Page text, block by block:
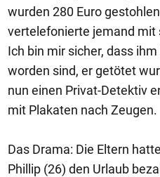
wurden 280 Euro
vertelefonierte jemand mit
Ich bin mir sicher, dass
worden sind, er getötet
nun einen Privat-Detektiv
mit Plakaten nach Zeugen.
Das Drama: Die Eltern
Phillip (26) den Urlaub